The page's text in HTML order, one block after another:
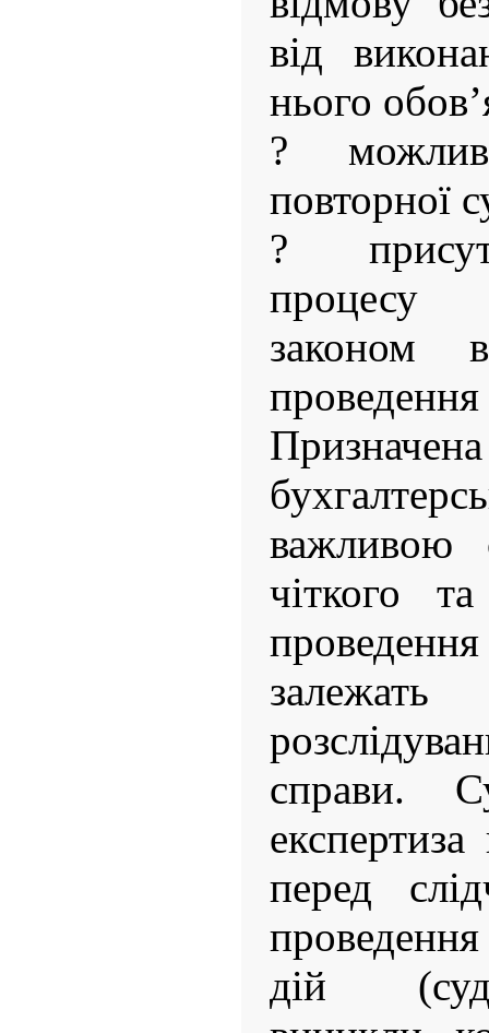
від
нього
?
повторної
?
процесу
законом
проведення
важливою
чіткого
справи.
перед
дій